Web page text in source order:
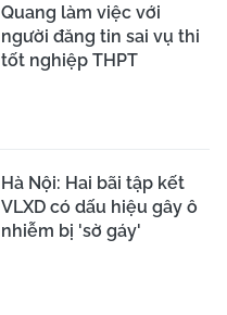
Quang làm việc với
người đăng tin sai vụ thi
tốt nghiệp THPT
Hà Nội: Hai bãi tập kết
VLXD có dấu hiệu gây ô
nhiễm bị 'sờ gáy'